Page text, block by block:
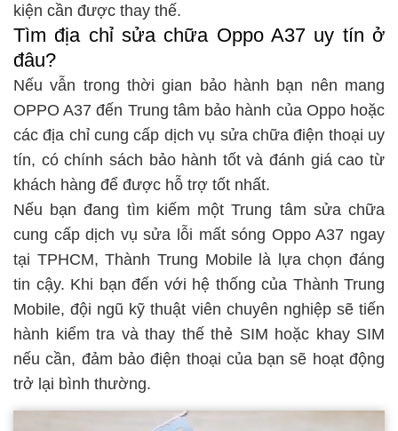
kiện cần được thay thế.
Tìm địa chỉ sửa chữa Oppo A37 uy tín ở
đâu?
Nếu vẫn trong thời gian bảo hành bạn nên mang
OPPO A37 đến Trung tâm bảo hành của Oppo hoặc
các địa chỉ cung cấp dịch vụ sửa chữa điện thoại uy
tín, có chính sách bảo hành tốt và đánh giá cao từ
khách hàng để được hỗ trợ tốt nhất.
Nếu bạn đang tìm kiếm một Trung tâm sửa chữa
cung cấp dịch vụ sửa lỗi mất sóng Oppo A37 ngay
tại TPHCM, Thành Trung Mobile là lựa chọn đáng
tin cậy. Khi bạn đến với hệ thống của Thành Trung
Mobile, đội ngũ kỹ thuật viên chuyên nghiệp sẽ tiến
hành kiểm tra và thay thế thẻ SIM hoặc khay SIM
nếu cần, đảm bảo điện thoại của bạn sẽ hoạt động
trở lại bình thường.